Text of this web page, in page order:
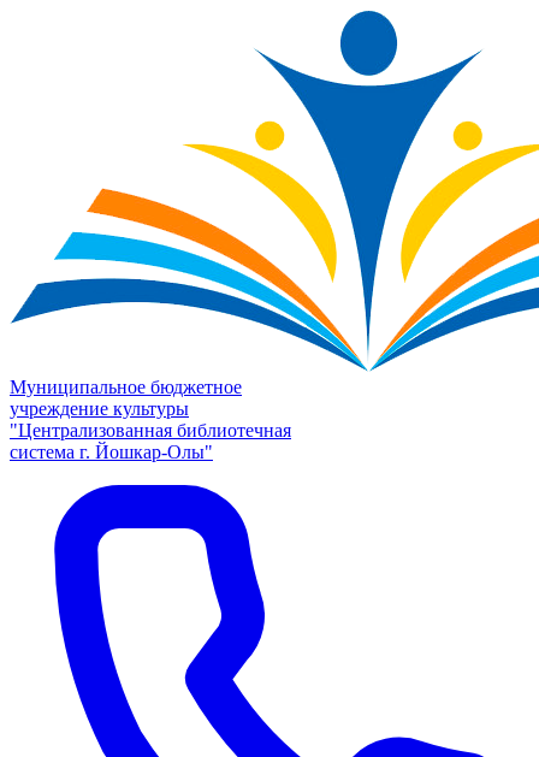
Муниципальное бюджетное
учреждение культуры
"Централизованная библиотечная
система г. Йошкар-Олы"